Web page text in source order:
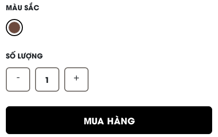
MÀU SẮC
SỐ LƯỢNG
- +
MUA HÀNG